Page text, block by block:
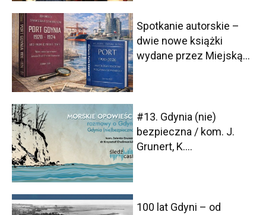
Spotkanie autorskie –
dwie nowe książki
wydane przez Miejską...
#13. Gdynia (nie)
bezpieczna / kom. J.
Grunert, K....
100 lat Gdyni – od